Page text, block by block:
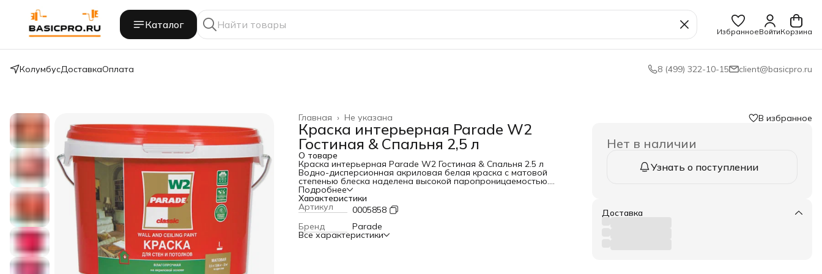
Каталог
ИзбранноеВойтиКорзина
КолумбусДоставкаОплата 8 (499) 322-10-15 client@basicpro.ru
Не указана
Главная ›
Краска интерьерная Parade W2
Гостиная & Спальня 2,5 л
О товаре
Краска интерьерная Parade W2 Гостиная & Спальня 2.5 л
Водно-дисперсионная акриловая белая краска с матовой
степенью блеска наделена высокой паропроницаемостью.
Покрытие способно выдерживать влажную уборку, плотно
ложится на основание. Она предназначена для внутренних
работ (для окраски потолков и стен) в помещениях, которые
подвергаются умеренным эксплуатационным нагрузкам.
Заказать звонок
Особенности и преимущества
Особенности и преимущества
Подробнее
Характеристики
Артикул
0005858
Бренд
Parade
Все характеристики
В избранное
Нет в наличии
Узнать о поступлении
Доставка